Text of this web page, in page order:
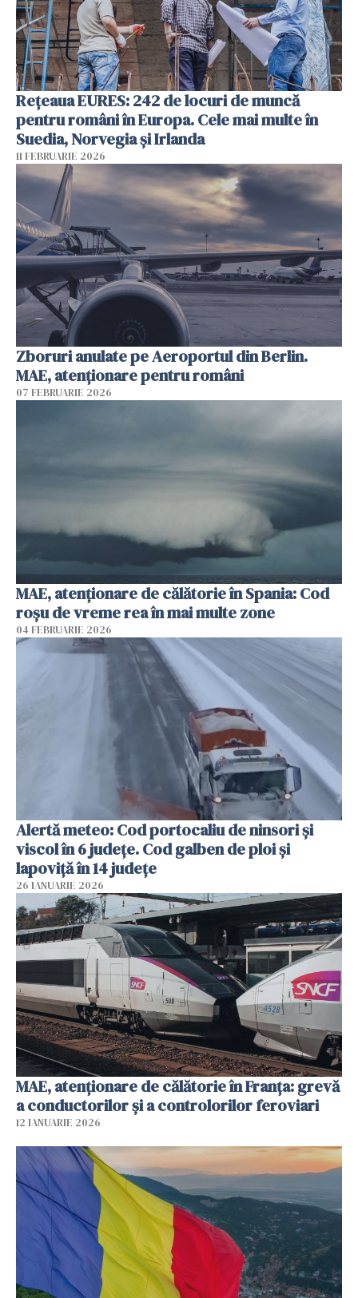
Rețeaua EURES: 242 de locuri de muncă
pentru români în Europa. Cele mai multe în
Suedia, Norvegia și Irlanda
11 FEBRUARIE 2026
Zboruri anulate pe Aeroportul din Berlin.
MAE, atenționare pentru români
07 FEBRUARIE 2026
MAE, atenţionare de călătorie în Spania: Cod
roșu de vreme rea în mai multe zone
04 FEBRUARIE 2026
Alertă meteo: Cod portocaliu de ninsori şi
viscol în 6 judeţe. Cod galben de ploi şi
lapoviţă în 14 judeţe
26 IANUARIE 2026
MAE, atenționare de călătorie în Franța: grevă
a conductorilor şi a controlorilor feroviari
12 IANUARIE 2026